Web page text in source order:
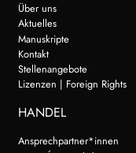
Über uns
Aktuelles
Manuskripte
Kontakt
Stellenangebote
Lizenzen | Foreign Rights
HANDEL
Ansprechpartner*innen